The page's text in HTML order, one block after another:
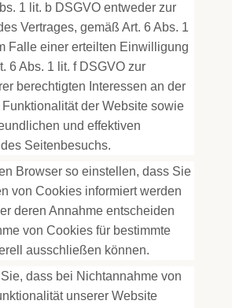
1 lit. b DSGVO entweder zur
Vertrages, gemäß Art. 6 Abs. 1
Falle einer erteilten Einwilligung
6 Abs. 1 lit. f DSGVO zur
berechtigten Interessen an der
der Website sowie
und effektiven
Seitenbesuchs.
Browser so einstellen, dass Sie
von Cookies informiert werden
deren Annahme entscheiden
von Cookies für bestimmte
ausschließen können.
dass bei Nichtannahme von
unserer Website